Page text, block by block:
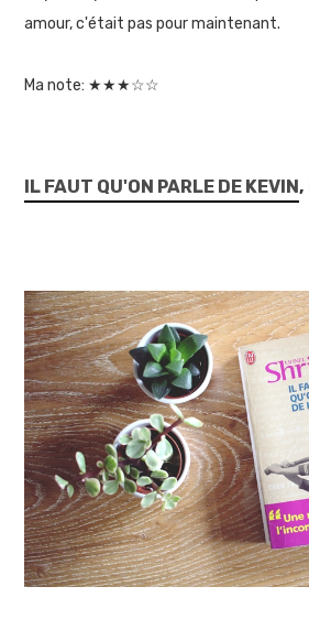
amour, c'était pas pour maintenant.
Ma note: ★★★☆☆
IL FAUT QU'ON PARLE DE KEVIN,